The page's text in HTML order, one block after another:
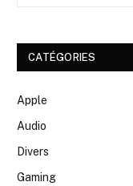
CATÉGORIES
Apple
Audio
Divers
Gaming